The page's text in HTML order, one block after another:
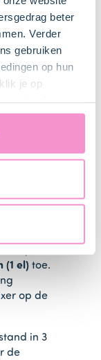
beter
Verder
gebruiken
op hun
je op
naar de
Raadpleeg
Verenigde
/ hetelucht
(1 el) toe.
op de
in 3
de